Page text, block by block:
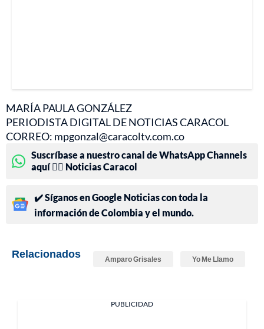
MARÍA PAULA GONZÁLEZ
PERIODISTA DIGITAL DE NOTICIAS CARACOL
CORREO: mpgonzal@caracoltv.com.co
Suscríbase a nuestro canal de WhatsApp Channels
aquí 👉🏻 Noticias Caracol
✔️ Síganos en Google Noticias con toda la
información de Colombia y el mundo.
Relacionados Amparo Grisales Yo Me Llamo
PUBLICIDAD